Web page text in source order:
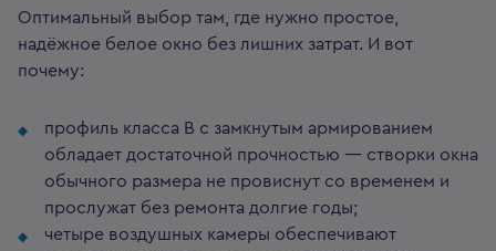
Оптимальный выбор там, где нужно простое,
надёжное белое окно без лишних затрат. И вот
почему:
профиль класса B с замкнутым армированием
обладает достаточной прочностью — створки окна
обычного размера не провиснут со временем и
прослужат без ремонта долгие годы;
четыре воздушных камеры обеспечивают